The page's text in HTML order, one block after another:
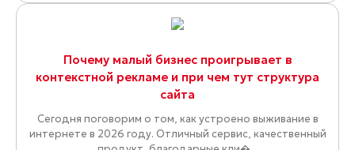
Почему малый бизнес проигрывает в
контекстной рекламе и при чем тут структура
сайта
Сегодня поговорим о том, как устроено выживание в
интернете в 2026 году. Отличный сервис, качественный